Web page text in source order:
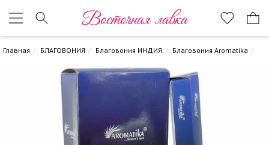
Восточная лавка
Главная БЛАГОВОНИЯ Благовония ИНДИЯ Благовония Aromatika